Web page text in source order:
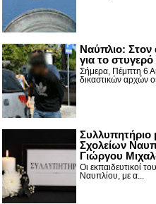
Nαύπλιο: Στον
για το
Σήμερα, Πέμπτη 6
δικαστικών αρχών
Συλλυπητήριο
Σχολείων
Γιώργου
Οι εκπαιδευτικοί
Ναυπλίου, με α...